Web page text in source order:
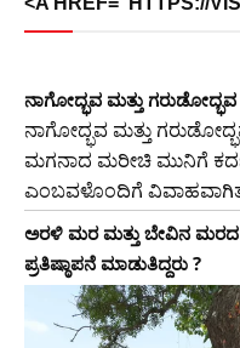
ನಾಗೋದ್ಭವ ಮತ್ತು
ನಾಗೋದ್ಭವ ಮತ್ತು
ಮಗನಾದ ಮರೀಚಿ ಮುನಿಗೆ
ಎಂಬವಳೊಂದಿಗೆ
ಅರಳಿ ಮರ ಮತ್ತು ಬೇವಿನ ಮರದ
ಪ್ರತಿಷ್ಠಾಪನೆ ಮಾಡುತಿದ್ದರು ?